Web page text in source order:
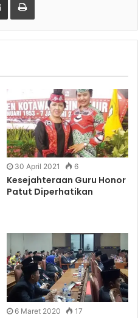
30 April 2021 6
Kesejahteraan Guru Honor
Patut Diperhatikan
6 Maret 2020 17